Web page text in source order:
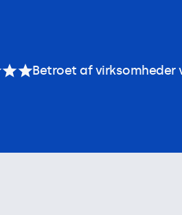
Betroet af virksomheder